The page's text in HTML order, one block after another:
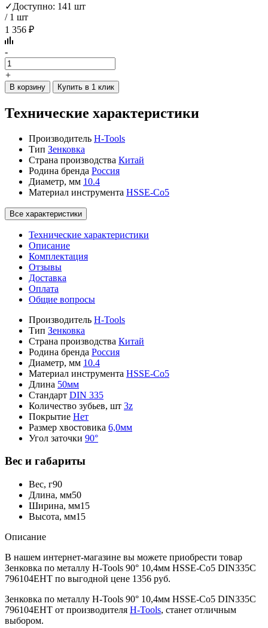
✓Доступно: 141 шт
/ 1 шт
1 356 ₽
-
+
В корзину Купить в 1 клик
Технические характеристики
Производитель H-Tools
Тип Зенковка
Страна производства Китай
Родина бренда Россия
Диаметр, мм 10.4
Материал инструмента HSSE-Co5
Все характеристики
Технические характеристики
Описание
Комплектация
Отзывы
Доставка
Оплата
Общие вопросы
Производитель H-Tools
Тип Зенковка
Страна производства Китай
Родина бренда Россия
Диаметр, мм 10.4
Материал инструмента HSSE-Co5
Длина 50мм
Стандарт DIN 335
Количество зубьев, шт 3z
Покрытие Нет
Размер хвостовика 6,0мм
Угол заточки 90°
Вес и габариты
Вес, г90
Длина, мм50
Ширина, мм15
Высота, мм15
Описание
В нашем интернет-магазине вы можете приобрести товар
Зенковка по металлу H-Tools 90° 10,4мм HSSE-Co5 DIN335C
796104EHT по выгодной цене 1356 руб.
Зенковка по металлу H-Tools 90° 10,4мм HSSE-Co5 DIN335C
796104EHT от производителя H-Tools, станет отличным
выбором.